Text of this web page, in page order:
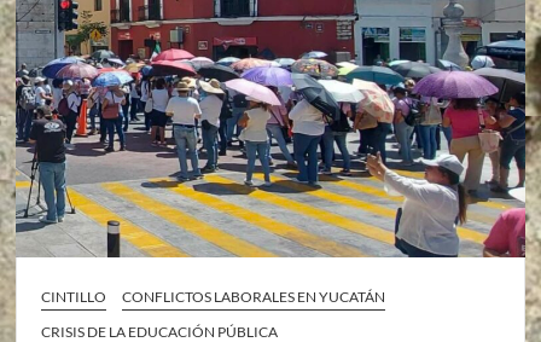
CINTILLO
CONFLICTOS LABORALES EN YUCATÁN
CRISIS DE LA EDUCACIÓN PÚBLICA